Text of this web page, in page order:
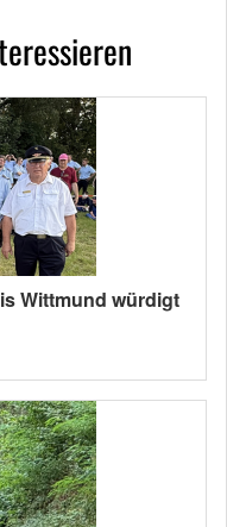
Wittmund würdigt